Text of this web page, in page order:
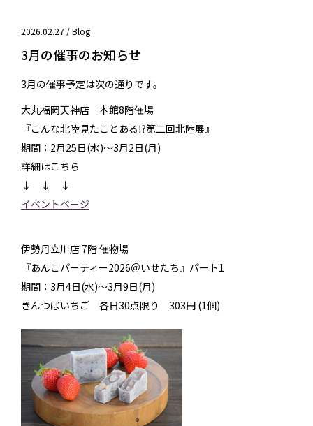
2026.02.27 /Blog
3月の催事のお知らせ
3月の催事予定は次の通りです。
大丸福岡天神店 本館8階催場
『こんな北陸見たことある⁉第二回北陸展』
期間：2月25日(水)～3月2日(月)
詳細はこちら
↓ ↓ ↓
イベントページ
伊勢丹立川店 7階 催物場
『あんこパーティー2026＠いせたち』パート1
期間：3月4日(水)～3月9日(月)
きんつばいちご 各日30点限り 303円 (1個)